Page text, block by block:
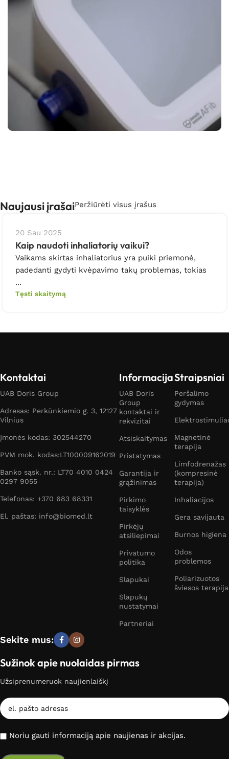
garantija, kad būtumėte užtikrinti.
Naujausi įrašaiPeržiūrėti visus įrašus
20 Sau 2025
Kaip naudoti inhaliatorių vaikui?
Vaikams skirtas inhaliatorius yra puiki priemonė,
padedanti gydyti kvėpavimo takų problemas, tokias
...
Tęsti skaitymą
Kontaktai
UAB Doris Group
Adresas: Perkūnkiemio g. 3, 12127
Vilnius
Įmonės kodas: 302544270
PVM mok. kodas:LT100009162019
Banko sąsk. nr.: LT70 4010 0424
0297 9055
Telefonas: +370 683 68331
El. paštas: info@biomed.lt
Informacija
UAB Doris
Group
kontaktai ir
rekvizitai
Atsiskaitymas
Pristatymas
Garantija ir
grąžinimas
Pirkimo
taisyklės
Pirkėjų
atsiliepimai
Privatumo
politika
Slapukai
Slapukų
nustatymai
Partneriai
Straipsniai
Peršalimo
gydymas
Magnetinė
terapija
Limfodrenažas
(kompresinė
terapija)
Inhaliacijos
Gera savijauta
Burnos higiena
Odos
problemos
Poliarizuotos
šviesos terapija
Sekite mus:
Sužinok apie nuolaidas pirmas
Užsiprenumeruok naujienlaiškį
Noriu gauti informaciją apie naujienas ir akcijas.